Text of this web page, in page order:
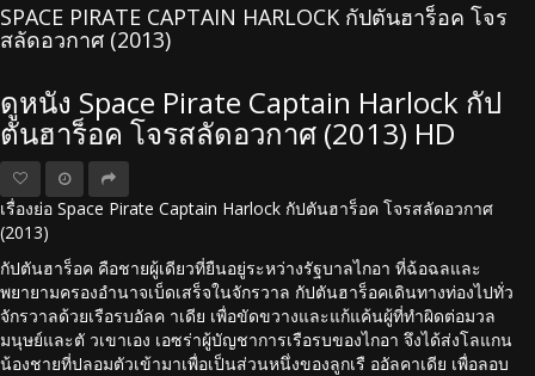
SPACE PIRATE CAPTAIN HARLOCK กัปตันฮาร็อค โจร
สลัดอวกาศ (2013)
ดูหนัง Space Pirate Captain Harlock กัป
ตันฮาร็อค โจรสลัดอวกาศ (2013) HD
เรื่องย่อ Space Pirate Captain Harlock กัปตันฮาร็อค โจรสลัดอวกาศ
(2013)
กัปตันฮาร็อค คือชายผู้เดียวที่ยืนอยู่ระหว่างรัฐบาลไกอา ที่ฉ้อฉลและ
พยายามครองอำนาจเบ็ดเสร็จในจักรวาล กัปตันฮาร็อคเดินทางท่องไปทั่ว
จักรวาลด้วยเรือรบอัลค าเดีย เพื่อขัดขวางและแก้แค้นผู้ที่ทำผิดต่อมวล
มนุษย์และตั วเขาเอง เอซร่าผู้บัญชาการเรือรบของไกอา จึงได้ส่งโลแกน
น้องชายที่ปลอมตัวเข้ามาเพื่อเป็นส่วนหนึ่งของลูกเรื ออัลคาเดีย เพื่อลอบ